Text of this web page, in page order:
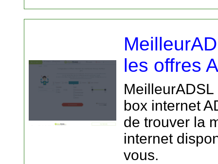
les offres
box internet
de trouver la
internet
vous.